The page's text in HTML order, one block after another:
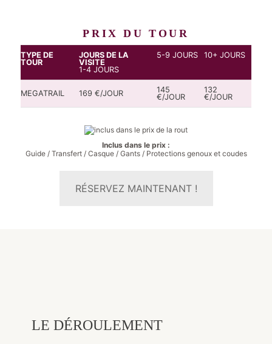
PRIX DU TOUR
TYPE DE
TOUR
JOURS DE LA
VISITE
1-4 JOURS
5-9 JOURS 10+ JOURS
MEGATRAIL 169 €/JOUR
145
€/JOUR
132
€/JOUR
Inclus dans le prix :
Guide / Transfert / Casque / Gants / Protections genoux et coudes
RÉSERVEZ MAINTENANT !
LE DÉROULEMENT